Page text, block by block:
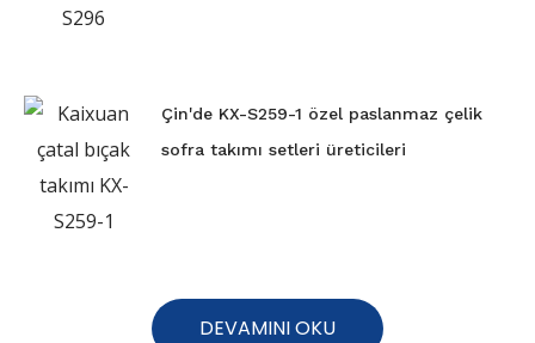
Çin'de KX-S259-1 özel paslanmaz çelik
sofra takımı setleri üreticileri
DEVAMINI OKU